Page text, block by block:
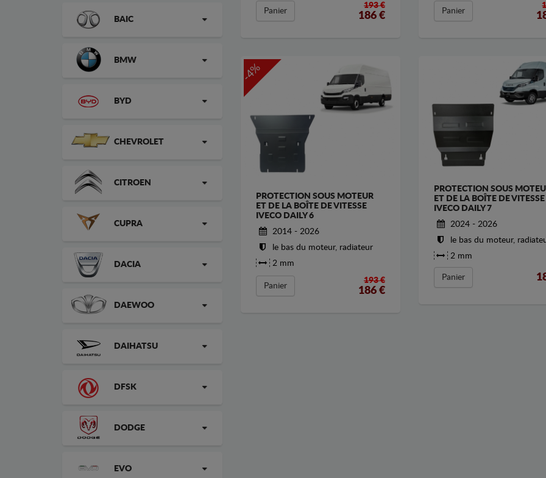
BAIC
BMW
BYD
CHEVROLET
CITROEN
CUPRA
DACIA
DAEWOO
DAIHATSU
DFSK
DODGE
EVO
Panier
193 €
186€ Panier
-4%
PROTECTION SOUS MOTEUR
ET DE LA BOÎTE DE VITESSE
IVECO DAILY 6
2014 - 2026
le bas du moteur, radiateur
2 mm
Panier
193 €
186€
PROTECTION SOUS
ET DE LA BOÎTE DE VITESSE
IVECO DAILY 7
2024 - 2026
le bas du moteur,
2 mm
Panier